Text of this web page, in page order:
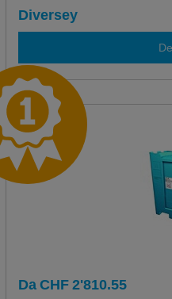
Diversey
Da CHF 2'810.55